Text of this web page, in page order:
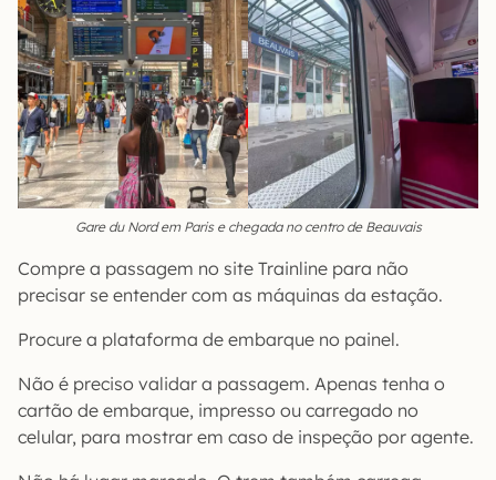
Gare du Nord em Paris e chegada no centro de Beauvais
Compre a passagem no site Trainline para não
precisar se entender com as máquinas da estação.
Procure a plataforma de embarque no painel.
Não é preciso validar a passagem. Apenas tenha o
cartão de embarque, impresso ou carregado no
celular, para mostrar em caso de inspeção por agente.